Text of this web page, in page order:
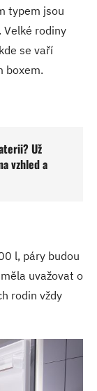
typem jsou
Velké rodiny
se vaří
boxem.
Už
vzhled a
l, páry budou
uvažovat o
rodin vždy